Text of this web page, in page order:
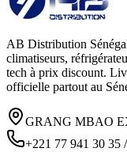
AB Distribution
climatiseurs,
tech à prix discount.
officielle partout au
GRANG MBAO
+221 77 941 30 35